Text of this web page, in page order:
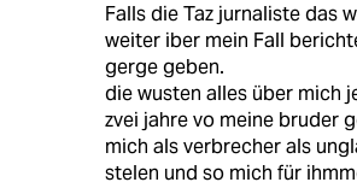
Falls die Taz jurnaliste das
weiter iber mein Fall
gerge geben.
die wusten alles über mich
zvei jahre vo meine bruder
mich als verbrecher als
stelen und so mich für